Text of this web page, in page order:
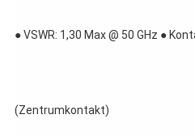
● VSWR: 1,30 Max @ 50 GHz ●
(Zentrumkontakt)